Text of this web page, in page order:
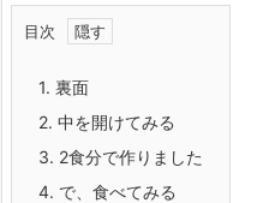
目次
1. 裏面
2. 中を開けてみる
3. 2食分で作りました
4. で、食べてみる